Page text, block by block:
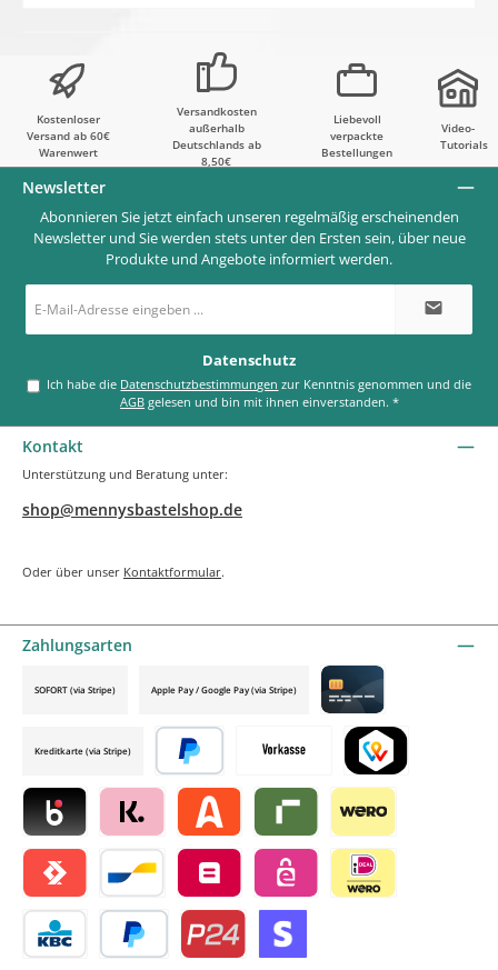
Kostenloser
Versand ab 60€
Warenwert
Versandkosten
außerhalb
Deutschlands ab
8,50€
Liebevoll
verpackte
Bestellungen
Video-
Tutorials
Newsletter
Abonnieren Sie jetzt einfach unseren regelmäßig erscheinenden
Newsletter und Sie werden stets unter den Ersten sein, über neue
Produkte und Angebote informiert werden.
E-
Mail-
*
Datenschutz
Ich habe die Datenschutzbestimmungen
AGB gelesen und bin mit ihnen einverstanden.*
Kontakt
Unterstützung und Beratung unter:
shop@mennysbastelshop.de
Oder über unser Kontaktformular.
Zahlungsarten
Vorkasse TWINT by mollie
Blik by mollieKlarna by mollieAlma by mollieRiverty by mollie
Wero
Satispay by mollieBancontact by mollie
Belfius by mollieeps by mollie
SOFORT (via Stripe) Apple Pay / Google Pay (via Stripe)
Credit card by mollie
Kreditkarte (via Stripe)
Später bezahlen